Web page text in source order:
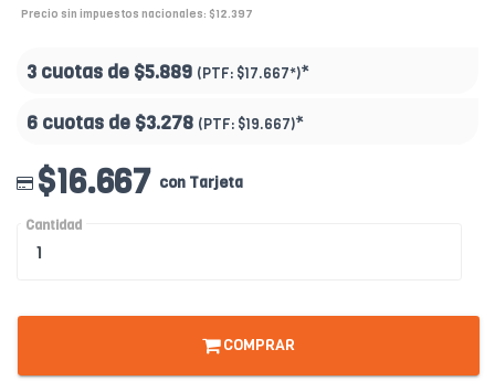
Precio sin impuestos nacionales: $12.397
3 cuotas de $5.889 (PTF: $17.667*)*
6 cuotas de $3.278 (PTF: $19.667)*
$16.667 con Tarjeta
Cantidad
COMPRAR